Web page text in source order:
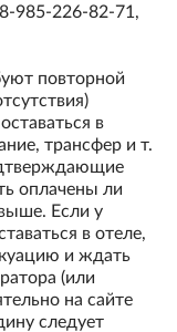
985-226-82-71,
повторной
в
трансфер и т.
оплачены ли
Если у
в отеле,
и ждать
(или
на сайте
следует